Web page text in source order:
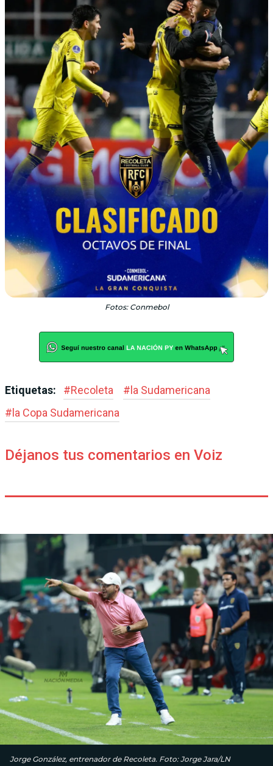
Fotos: Conmebol
Etiquetas: #Recoleta #la Sudamericana
#la Copa Sudamericana
Déjanos tus comentarios en Voiz
Jorge González, entrenador de Recoleta. Foto: Jorge Jara/LN